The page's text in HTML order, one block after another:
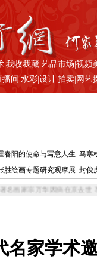
|我收我藏 |艺品市场 |视频
播间 |水彩 |设计 |拍卖 网艺
春阳的使命与写意人生 马寒
胜绘画专题研究观摩展 封俊
72岁 旅法艺术家李玉芬
名家学术